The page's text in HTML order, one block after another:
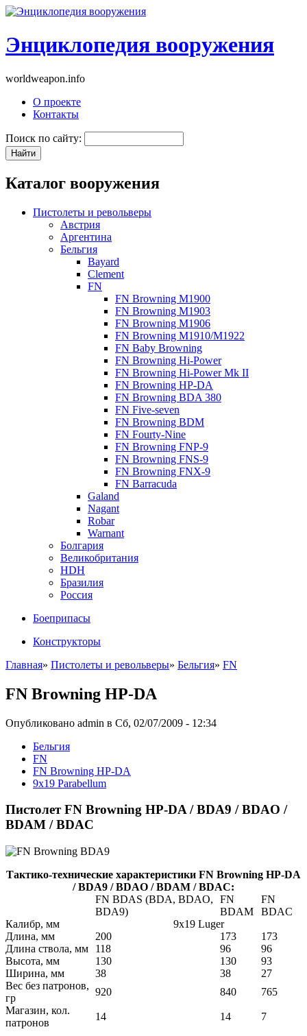
Энциклопедия вооружения
worldweapon.info
О проекте
Контакты
Поиск по сайту:
Каталог вооружения
Пистолеты и револьверы
Австрия
Аргентина
Бельгия
Bayard
Clement
FN
FN Browning M1900
FN Browning M1903
FN Browning M1906
FN Browning M1910/M1922
FN Baby Browning
FN Browning Hi-Power
FN Browning Hi-Power Mk II
FN Browning HP-DA
FN Browning BDA 380
FN Five-seven
FN Browning BDM
FN Fourty-Nine
FN Browning FNP-9
FN Browning FNS-9
FN Browning FNX-9
FN Barracuda
Galand
Nagant
Robar
Warnant
Болгария
Великобритания
HDH
Бразилия
Россия
Боеприпасы
Конструкторы
Главная» Пистолеты и револьверы» Бельгия» FN
FN Browning HP-DA
Опубликовано admin в Сб, 02/07/2009 - 12:34
Бельгия
FN
FN Browning HP-DA
9x19 Parabellum
Пистолет FN Browning HP-DA / BDA9 / BDAO /
BDAM / BDAC
Тактико-технические характеристики FN Browning HP-DA
/ BDA9 / BDAO / BDAM / BDAC:
FN BDAS (BDA, BDAO,
BDA9)
FN
BDAM
FN
BDAC
Калибр, мм
9x19 Luger
Длина, мм
200 173
173
Длина ствола, мм
118 96
96
Высота, мм
130 130
93
Ширина, мм
38 38
27
Вес без патронов,
гр
920 840
765
Магазин, кол.
патронов
14 14 7